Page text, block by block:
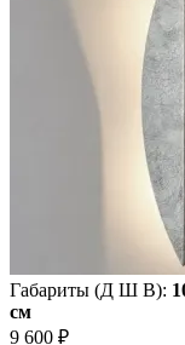
Габариты (Д Ш В):
cм
9 600 ₽